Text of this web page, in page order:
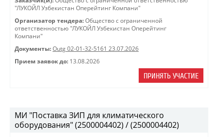
"ЛУКОЙЛ Узбекистан Оперейтинг Компани"
Организатор тендера: Общество с ограниченной
ответственностью "ЛУКОЙЛ Узбекистан Оперейтинг
Компани"
Документы: Outg 02-01-32-5161 23.07.2026
Прием заявок до: 13.08.2026
ПРИНЯТЬ УЧАСТИЕ
МИ "Поставка ЗИП для климатического
оборудования" (2500004402) / (2500004402)